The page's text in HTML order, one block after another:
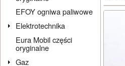
EFOY ogniwa paliwowe
Elektrotechnika
Eura Mobil części
oryginalne
Gaz